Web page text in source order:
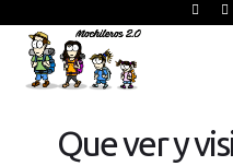
Que ver y